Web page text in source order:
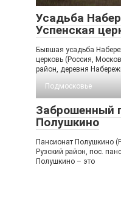
Усадьба
Успенская
Бывшая усадьба
церковь (Россия,
район, деревня
Подмосковье
Заброшенный
Полушкино
Пансионат Полушкино
Рузский район, пос.
Полушкино – это